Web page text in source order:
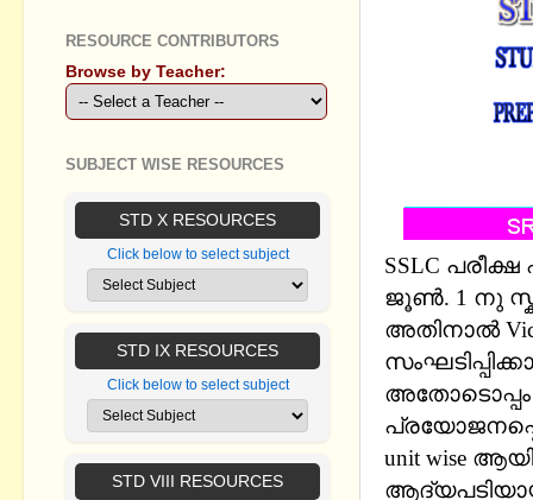
SSLC
ജൂൺ. 1 നു
അതിനാൽ
അതോടൊപ്പം
unit wise
RESOURCE CONTRIBUTORS
Browse by Teacher:
SUBJECT WISE RESOURCES
STD X RESOURCES
Click below to select subject
STD IX RESOURCES
Click below to select subject
STD VIII RESOURCES